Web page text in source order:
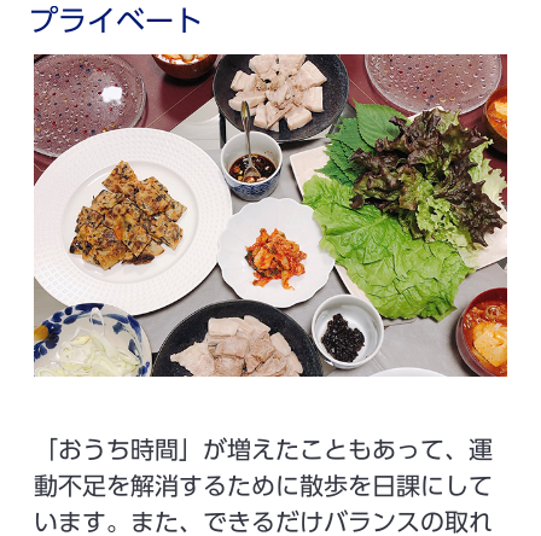
プライベート
「おうち時間」が増えたこともあって、運
動不足を解消するために散歩を日課にして
います。また、できるだけバランスの取れ